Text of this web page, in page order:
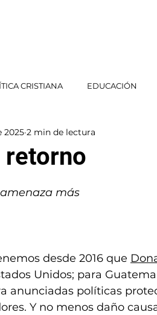
CRISTIANA EDUCACIÓN
retorno
2025 2 min de lectura
más
desde 2016 que
Unidos; para
anunciadas políticas
Y no menos daño